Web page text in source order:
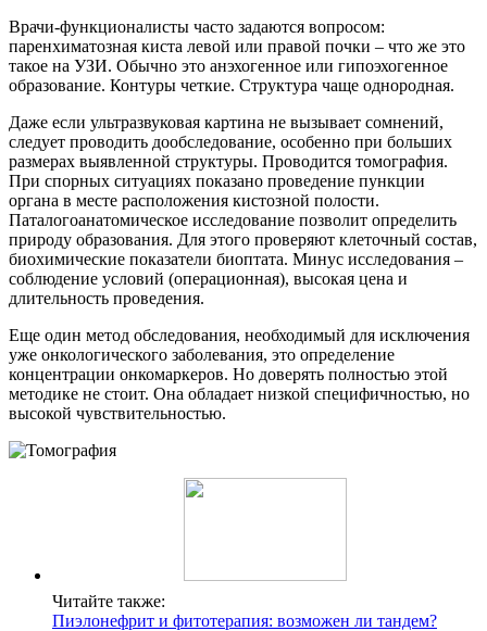
Врачи-функционалисты часто задаются вопросом:
паренхиматозная киста левой или правой почки – что же это
такое на УЗИ. Обычно это анэхогенное или гипоэхогенное
образование. Контуры четкие. Структура чаще однородная.
Даже если ультразвуковая картина не вызывает сомнений,
следует проводить дообследование, особенно при больших
размерах выявленной структуры. Проводится томография.
При спорных ситуациях показано проведение пункции
органа в месте расположения кистозной полости.
Паталогоанатомическое исследование позволит определить
природу образования. Для этого проверяют клеточный состав,
биохимические показатели биоптата. Минус исследования –
соблюдение условий (операционная), высокая цена и
длительность проведения.
Еще один метод обследования, необходимый для исключения
уже онкологического заболевания, это определение
концентрации онкомаркеров. Но доверять полностью этой
методике не стоит. Она обладает низкой специфичностью, но
высокой чувствительностью.
Читайте также:
Пиэлонефрит и фитотерапия: возможен ли тандем?